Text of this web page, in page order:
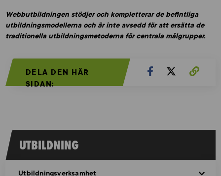
Webbutbildningen stödjer och kompletterar de befintliga
utbildningsmodellerna och är inte avsedd för att ersätta de
traditionella utbildningsmetoderna för centrala målgrupper.
DELA DEN HÄR
SIDAN:
UTBILDNING
Utbildningsverksamhet